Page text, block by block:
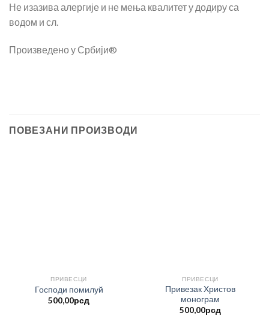
Не изазива алергије и не мења квалитет у додиру са
водом и сл.
Произведено у Србији®
ПОВЕЗАНИ ПРОИЗВОДИ
ПРИВЕСЦИ
Господи помилуй
500,00рсд
ПРИВЕСЦИ
Привезак Христов
монограм
500,00рсд